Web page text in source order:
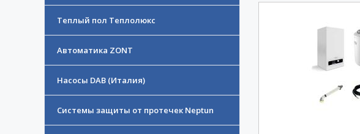
Теплый пол Теплолюкс
Автоматика ZONT
Насосы DAB (Италия)
Системы защиты от протечек Neptun